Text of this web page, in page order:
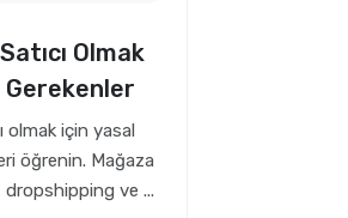
Olmak
olmak için yasal
öğrenin. Mağaza
ve ...